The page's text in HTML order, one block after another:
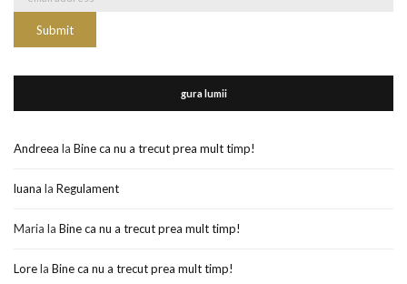
gura lumii
Andreea la Bine ca nu a trecut prea mult timp!
luana la Regulament
Maria la Bine ca nu a trecut prea mult timp!
Lorela Bine ca nu a trecut prea mult timp!